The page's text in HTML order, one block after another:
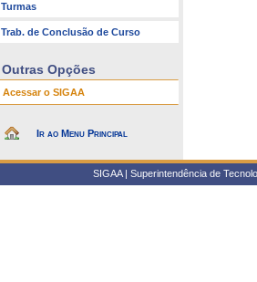
Turmas
Trab. de Conclusão de Curso
Outras Opções
Acessar o SIGAA
Ir ao Menu Principal
SIGAA | Superintendência de